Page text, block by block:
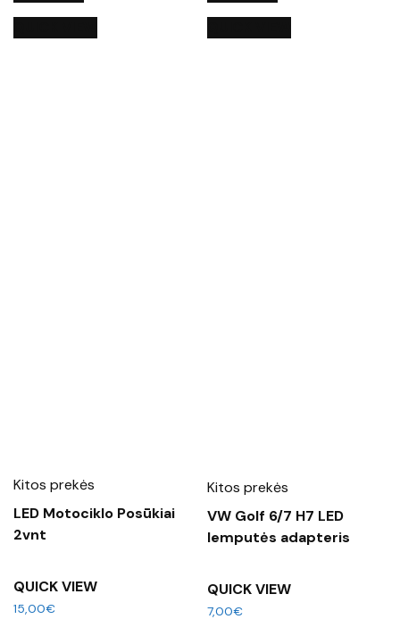
Kitos prekės
LED Motociklo Posūkiai
2vnt
QUICK VIEW
15,00€
Kitos prekės
VW Golf 6/7 H7 LED
lemputės adapteris
QUICK VIEW
7,00€